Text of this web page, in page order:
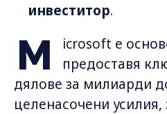
инвеститор.
M
icrosoft е
предоставя
дялове за милиарди
целенасочени